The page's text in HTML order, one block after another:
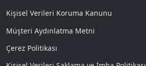
Kişisel Verileri Koruma Kanunu
Müşteri Aydınlatma Metni
Çerez Politikası